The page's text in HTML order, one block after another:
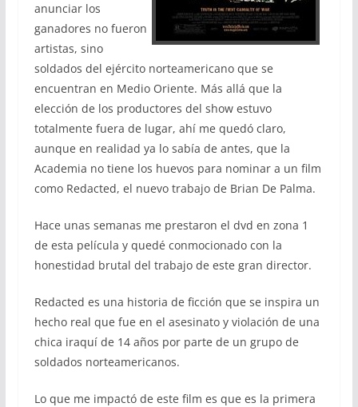
anunciar los
ganadores no fueron
artistas, sino
soldados del ejército norteamericano que se
encuentran en Medio Oriente. Más allá que la
elección de los productores del show estuvo
totalmente fuera de lugar, ahí me quedó claro,
aunque en realidad ya lo sabía de antes, que la
Academia no tiene los huevos para nominar a un film
como Redacted, el nuevo trabajo de Brian De Palma.
Hace unas semanas me prestaron el dvd en zona 1
de esta película y quedé conmocionado con la
honestidad brutal del trabajo de este gran director.
Redacted es una historia de ficción que se inspira un
hecho real que fue en el asesinato y violación de una
chica iraquí de 14 años por parte de un grupo de
soldados norteamericanos.
Lo que me impactó de este film es que es la primera